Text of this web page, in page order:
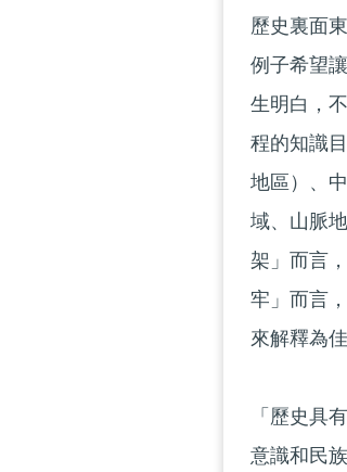
歷史裏面
例子希望
生明白，
程的知識
地區）、
域、山脈
架」而言
牢」而言
來解釋為佳
「歷史具
意識和民